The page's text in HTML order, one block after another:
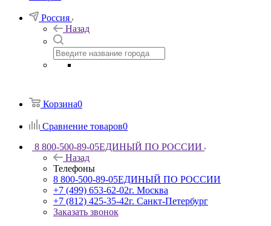
Россия
Назад
Корзина0
Сравнение товаров0
8 800-500-89-05ЕДИНЫЙ ПО РОССИИ
Назад
Телефоны
8 800-500-89-05ЕДИНЫЙ ПО РОССИИ
+7 (499) 653-62-02г. Москва
+7 (812) 425-35-42г. Санкт-Петербург
Заказать звонок